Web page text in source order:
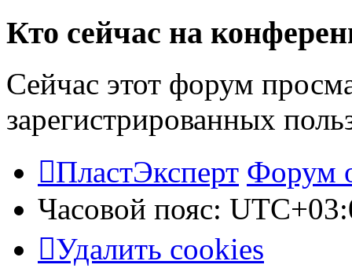
Кто сейчас на
Сейчас этот форум
зарегистрированных
ПластЭксперт Форум
Часовой пояс:
Удалить cookies